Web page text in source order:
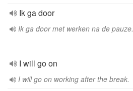
Ik ga door
Ik ga door met werken na de pauze.
I will go on
I will go on working after the break.